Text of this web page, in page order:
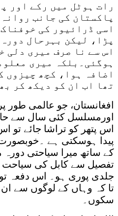
رات ہوٹل میں رکے اور
پاکستان کی جانب
اسی ڈرائیور کی
پڑا، لیکن بہرحال
اس سے نا صرف میری دلی
ہوگئی۔بلکہ میری
اضافہ ہوا، کچھ چیزوں
تھا اب ان کو دیکھ کر
افغانستان، جو عالمی
اورمسلسل کئی سال سے
اس پتھر کو تراشا جائے
پیدا ہوسکتی ہے ۔خوبصورت
کے ساتھ میرا سیاحتی دورہ
تفصیل سے کابل کی سیاحت
جلدی پوری ہو۔ اس دفعہ
تا کہ وہاں کے لوگوں سے
سکوں۔